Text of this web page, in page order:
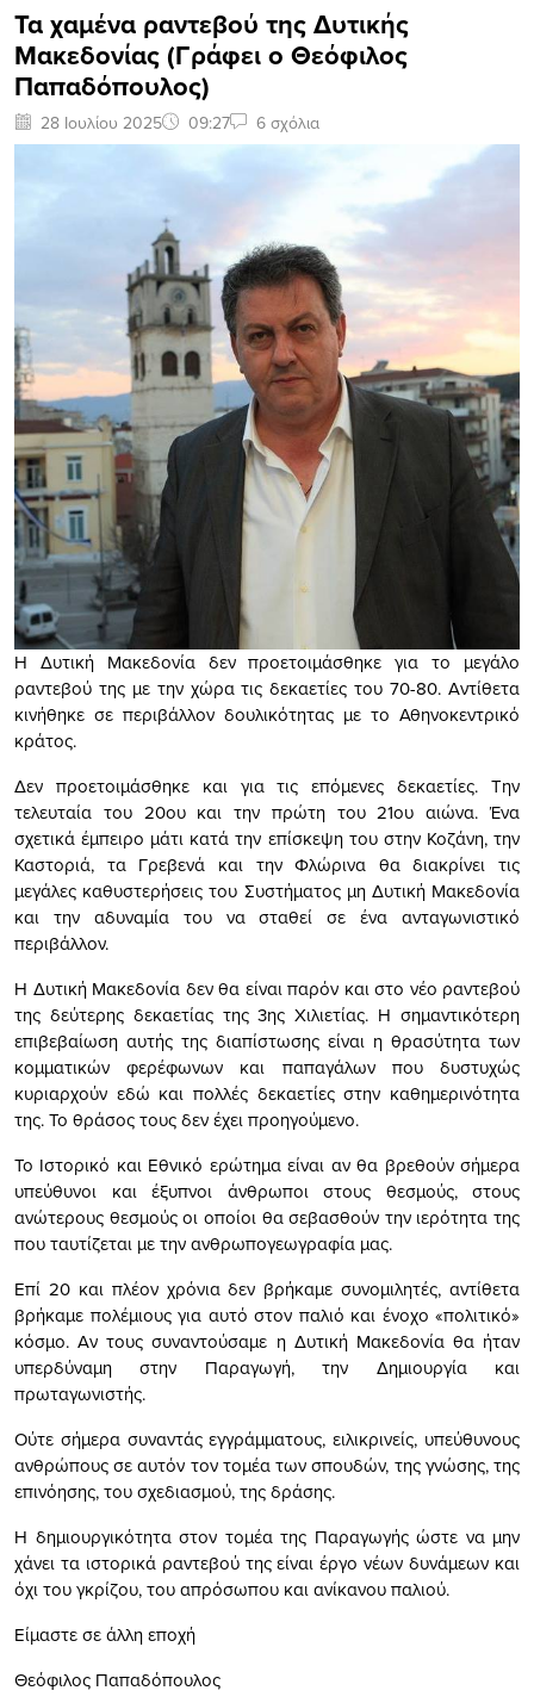
Τα χαμένα ραντεβού της Δυτικής
Μακεδονίας (Γράφει ο Θεόφιλος
Παπαδόπουλος)
28 Ιουλίου 2025 09:27 6 σχόλια
Η Δυτική Μακεδονία δεν προετοιμάσθηκε για το μεγάλο
ραντεβού της με την χώρα τις δεκαετίες του 70-80. Αντίθετα
κινήθηκε σε περιβάλλον δουλικότητας με το Αθηνοκεντρικό
κράτος.
Δεν προετοιμάσθηκε και για τις επόμενες δεκαετίες. Την
τελευταία του 20ου και την πρώτη του 21ου αιώνα. Ένα
σχετικά έμπειρο μάτι κατά την επίσκεψη του στην Κοζάνη, την
Καστοριά, τα Γρεβενά και την Φλώρινα θα διακρίνει τις
μεγάλες καθυστερήσεις του Συστήματος μη Δυτική Μακεδονία
και την αδυναμία του να σταθεί σε ένα ανταγωνιστικό
περιβάλλον.
Η Δυτική Μακεδονία δεν θα είναι παρόν και στο νέο ραντεβού
της δεύτερης δεκαετίας της 3ης Χιλιετίας. Η σημαντικότερη
επιβεβαίωση αυτής της διαπίστωσης είναι η θρασύτητα των
κομματικών φερέφωνων και παπαγάλων που δυστυχώς
κυριαρχούν εδώ και πολλές δεκαετίες στην καθημερινότητα
της. Το θράσος τους δεν έχει προηγούμενο.
Το Ιστορικό και Εθνικό ερώτημα είναι αν θα βρεθούν σήμερα
υπεύθυνοι και έξυπνοι άνθρωποι στους θεσμούς, στους
ανώτερους θεσμούς οι οποίοι θα σεβασθούν την ιερότητα της
που ταυτίζεται με την ανθρωπογεωγραφία μας.
Επί 20 και πλέον χρόνια δεν βρήκαμε συνομιλητές, αντίθετα
βρήκαμε πολέμιους για αυτό στον παλιό και ένοχο «πολιτικό»
κόσμο. Αν τους συναντούσαμε η Δυτική Μακεδονία θα ήταν
υπερδύναμη στην Παραγωγή, την Δημιουργία και
πρωταγωνιστής.
Ούτε σήμερα συναντάς εγγράμματους, ειλικρινείς, υπεύθυνους
ανθρώπους σε αυτόν τον τομέα των σπουδών, της γνώσης, της
επινόησης, του σχεδιασμού, της δράσης.
Η δημιουργικότητα στον τομέα της Παραγωγής ώστε να μην
χάνει τα ιστορικά ραντεβού της είναι έργο νέων δυνάμεων και
όχι του γκρίζου, του απρόσωπου και ανίκανου παλιού.
Είμαστε σε άλλη εποχή
Θεόφιλος Παπαδόπουλος